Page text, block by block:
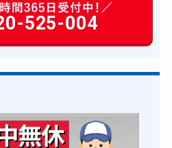
14,300円～(税込)
14,300円～(税込)
16,500円～(税込)
8,800円～(税込)
525-004